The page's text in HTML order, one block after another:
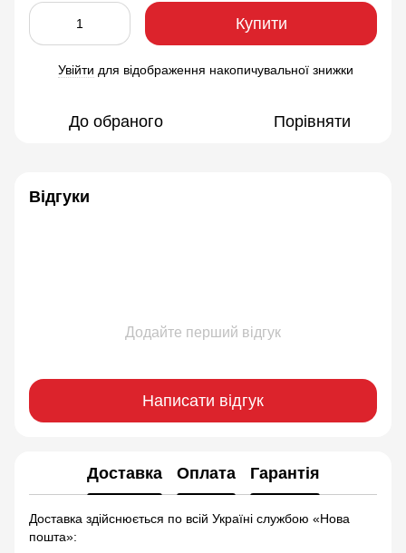
Купити
Увійти для відображення накопичувальної знижки
До обраного Порівняти
Відгуки
Додайте перший відгук
Написати відгук
Доставка Оплата Гарантія
Доставка здійснюється по всій Україні службою «Нова
пошта»: